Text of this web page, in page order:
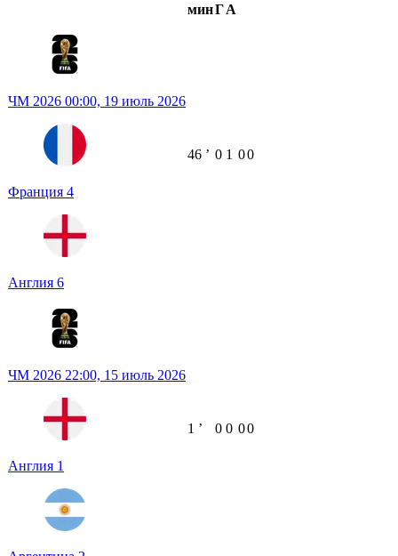
минГА
ЧМ 2026 00:00, 19 июль 2026
Франция 4
Англия 6
46 ʼ 0 1 00
ЧМ 2026 22:00, 15 июль 2026
Англия 1
1 ʼ 0 0 00